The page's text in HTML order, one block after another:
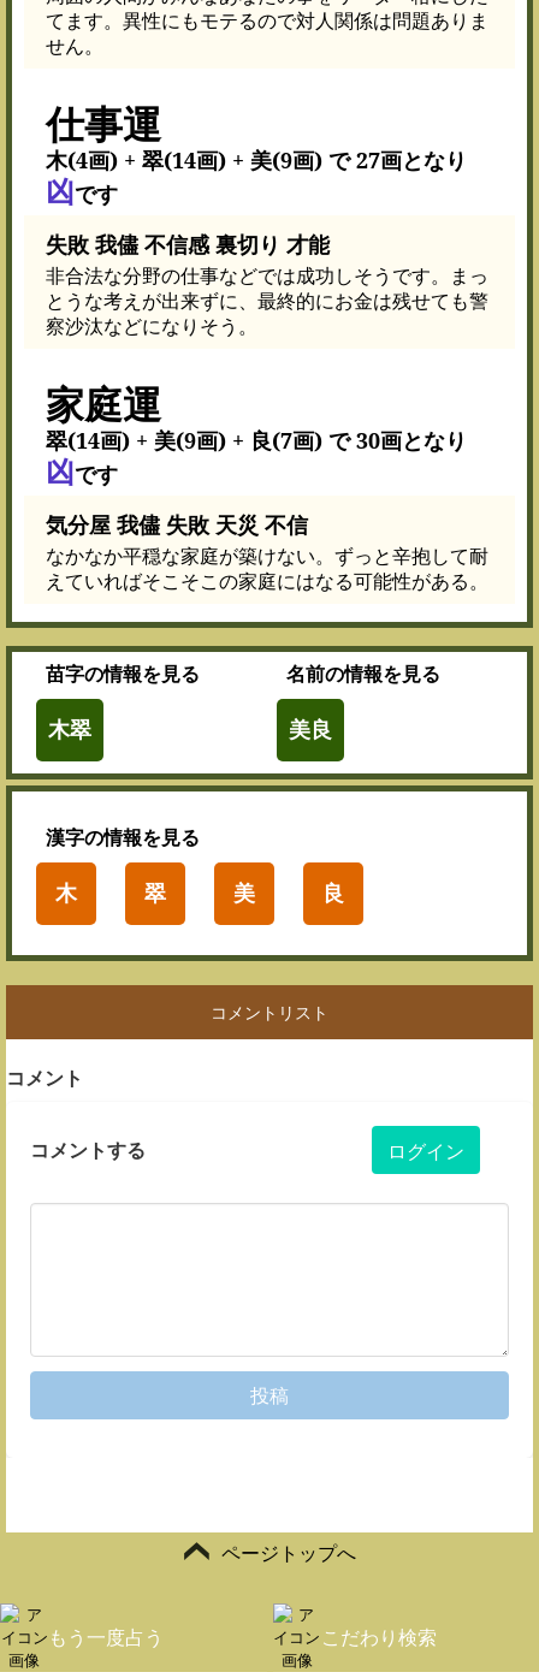
てます。異性にもモテるので対人関係は問題ありま
せん。
仕事運
木(4画) + 翠(14画) + 美(9画) で 27画となり
凶です
失敗 我儘 不信感 裏切り 才能
非合法な分野の仕事などでは成功しそうです。まっ
とうな考えが出来ずに、最終的にお金は残せても警
察沙汰などになりそう。
家庭運
翠(14画) + 美(9画) + 良(7画) で 30画となり
凶です
気分屋 我儘 失敗 天災 不信
なかなか平穏な家庭が築けない。ずっと辛抱して耐
えていればそこそこの家庭にはなる可能性がある。
苗字の情報を見る
木翠
名前の情報を見る
美良
漢字の情報を見る
木 翠 美 良
コメントリスト
コメント
コメントする ログイン
投稿
ページトップへ
もう一度占う こだわり検索